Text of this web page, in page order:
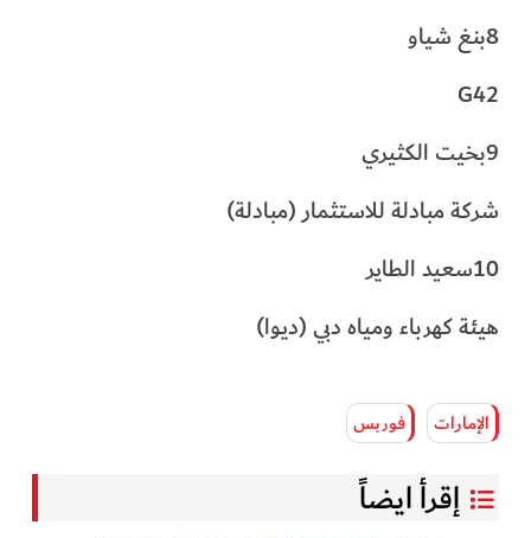
8بنغ شياو
G42
9بخيت الكثيري
شركة مبادلة للاستثمار (مبادلة)
10سعيد الطاير
هيئة كهرباء ومياه دبي (ديوا)
الإمارات فوربس
إقرأ ايضاً